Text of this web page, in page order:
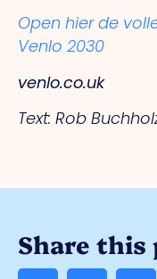
Open hier de
Venlo 2030
venlo.co.uk
Text: Rob
Share this